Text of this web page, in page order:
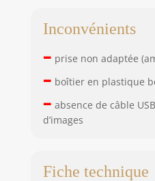
Inconvénients
– prise non adaptée
– boîtier en plastique
– absence de câble
d’images
Fiche technique